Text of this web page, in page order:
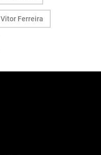
Vitor Ferreira